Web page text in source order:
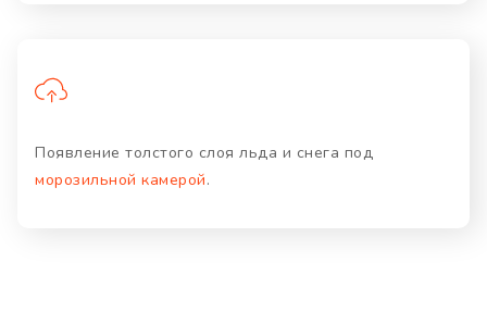
Появление толстого слоя льда и снега под
морозильной камерой.